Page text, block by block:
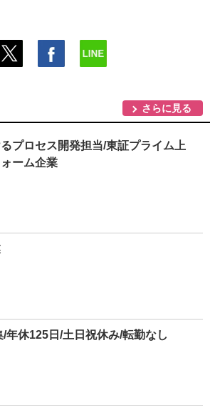
さらに見る
プロセス開発担当/東証プライム上
ーム企業
/年休125日/土日祝休み/転勤なし